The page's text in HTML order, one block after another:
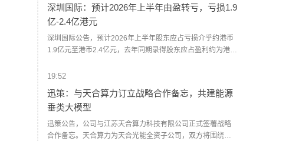
深圳国际：预计2026年上半年由盈转亏，亏损1.9
亿-2.4亿港元
深圳国际公告，预计2026年上半年股东应占亏损介乎约港币
1.9亿元至港币2.4亿元，去年同期录得股东应占盈利约为港币
转亏及暂无土地整备开发利润等因素影响。
19:52
迅策：与天合算力订立战略合作备忘，共建能源
垂类大模型
迅策公告，公司与江苏天合算力科技有限公司正式签署战略
合作备忘。天合算力为天合光能全资子公司，双方将围绕能